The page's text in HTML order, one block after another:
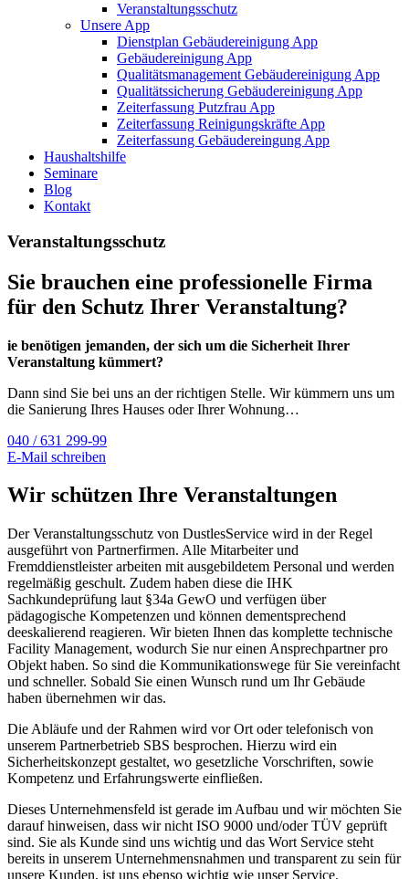
Veranstaltungsschutz
Unsere App
Dienstplan Gebäudereinigung App
Gebäudereinigung App
Qualitätsmanagement Gebäudereinigung App
Qualitätssicherung Gebäudereinigung App
Zeiterfassung Putzfrau App
Zeiterfassung Reinigungskräfte App
Zeiterfassung Gebäudereingung App
Haushaltshilfe
Seminare
Blog
Kontakt
Veranstaltungsschutz
Sie brauchen eine professionelle Firma
für den Schutz Ihrer Veranstaltung?
ie benötigen jemanden, der sich um die Sicherheit Ihrer
Veranstaltung kümmert?
Dann sind Sie bei uns an der richtigen Stelle. Wir kümmern uns um
die Sanierung Ihres Hauses oder Ihrer Wohnung…
040 / 631 299-99
E-Mail schreiben
Wir schützen Ihre Veranstaltungen
Der Veranstaltungsschutz von DustlesService wird in der Regel
ausgeführt von Partnerfirmen. Alle Mitarbeiter und
Fremddienstleister arbeiten mit ausgebildetem Personal und werden
regelmäßig geschult. Zudem haben diese die IHK
Sachkundeprüfung laut §34a GewO und verfügen über
pädagogische Kompetenzen und können dementsprechend
deeskalierend reagieren. Wir bieten Ihnen das komplette technische
Facility Management, wodurch Sie nur einen Ansprechpartner pro
Objekt haben. So sind die Kommunikationswege für Sie vereinfacht
und schneller. Sobald Sie einen Wunsch rund um Ihr Gebäude
haben übernehmen wir das.
Die Abläufe und der Rahmen wird vor Ort oder telefonisch von
unserem Partnerbetrieb SBS besprochen. Hierzu wird ein
Sicherheitskonzept gestaltet, wo gesetzliche Vorschriften, sowie
Kompetenz und Erfahrungswerte einfließen.
Dieses Unternehmensfeld ist gerade im Aufbau und wir möchten Sie
darauf hinweisen, dass wir nicht ISO 9000 und/oder TÜV geprüft
sind. Sie als Kunde sind uns wichtig und das Wort Service steht
bereits in unserem Unternehmensnahmen und transparent zu sein für
unsere Kunden, ist uns ebenso wichtig wie unser Service.